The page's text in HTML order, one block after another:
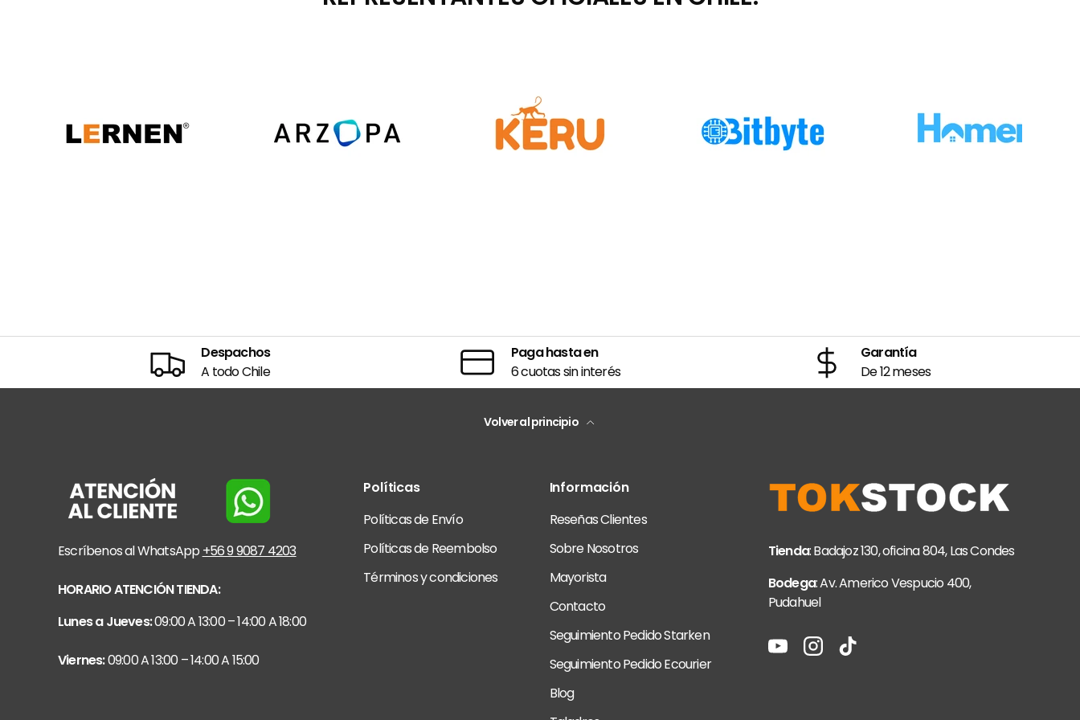
Despachos
A todo Chile
Paga hasta en
6 cuotas sin interés
Garantía
De 12 meses
Volver al principio
Escríbenos al WhatsApp +56 9 9087 4203
HORARIO ATENCIÓN TIENDA:
Lunes a Jueves:09:00 A 13:00 – 14:00 A 18:00
Viernes:09:00 A 13:00 – 14:00 A 15:00
Políticas
Políticas de Envío
Políticas de Reembolso
Términos y condiciones
Información
Reseñas Clientes
Sobre Nosotros
Mayorista
Contacto
Seguimiento Pedido Starken
Seguimiento Pedido Ecourier
Blog
Tienda: Badajoz 130, oficina 804, Las Condes
Bodega: Av. Americo Vespucio 400,
Pudahuel
YouTubeInstagramTikTok